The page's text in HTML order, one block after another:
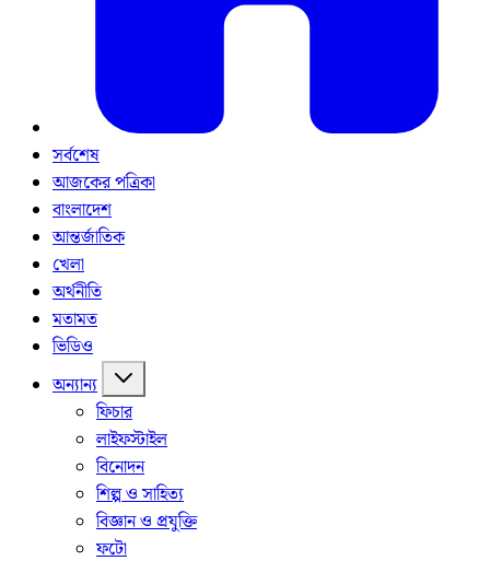
সর্বশেষ
আজকের পত্রিকা
বাংলাদেশ
আন্তর্জাতিক
খেলা
অর্থনীতি
মতামত
ভিডিও
অন্যান্য
ফিচার
লাইফস্টাইল
বিনোদন
শিল্প ও সাহিত্য
বিজ্ঞান ও প্রযুক্তি
ফটো